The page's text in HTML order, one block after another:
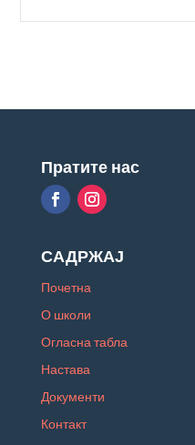
Пратите нас
САДРЖАЈ
Почетна
О школи
Огласна табла
Настава
Документи
Контакт